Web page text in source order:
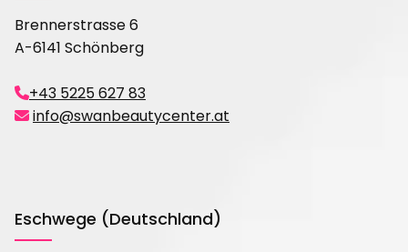
Brennerstrasse 6
A-6141 Schönberg
+43 5225 627 83
 info@swanbeautycenter.at
Eschwege (Deutschland)